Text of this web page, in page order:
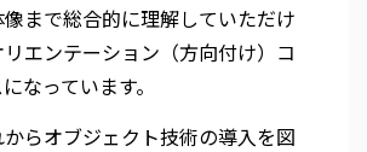
まで総合的に理解していただけ
リエンテーション（方向付け）コ
なっています。
からオブジェクト技術の導入を図